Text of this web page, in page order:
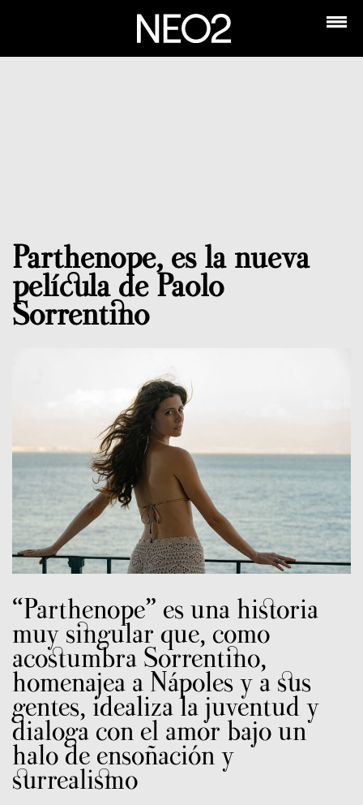
Parthenope, es la nueva
película de Paolo
Sorrentino
“Parthenope” es una historia
muy singular que, como
acostumbra Sorrentino,
homenajea a Nápoles y a sus
gentes, idealiza la juventud y
dialoga con el amor bajo un
halo de ensoñación y
surrealismo